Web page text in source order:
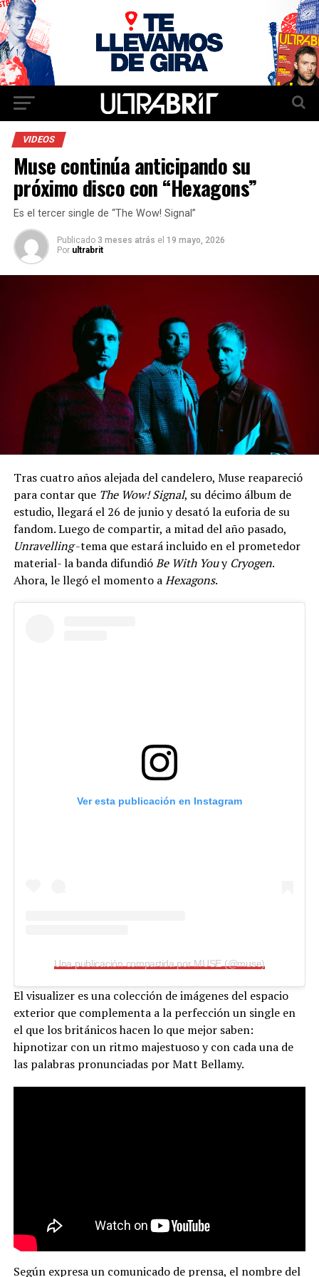
VIDEOS
Muse continúa anticipando su
próximo disco con “Hexagons”
Es el tercer single de “The Wow! Signal”
Publicado 3 meses atrás el 19 mayo, 2026
Por ultrabrit
Tras cuatro años alejada del candelero, Muse reapareció
para contar que The Wow! Signal, su décimo álbum de
estudio, llegará el 26 de junio y desató la euforia de su
fandom. Luego de compartir, a mitad del año pasado,
Unravelling-tema que estará incluido en el prometedor
material- la banda difundióBe With Youy Cryogen.
Ahora, le llegó el momento aHexagons.
Ver esta publicación en Instagram
Una publicación compartida por MUSE (@muse)
El visualizer es una colección de imágenes del espacio
exterior que complementa a la perfección un single en
el que los británicos hacen lo que mejor saben:
hipnotizar con un ritmo majestuoso y con cada una de
las palabras pronunciadas por Matt Bellamy.
Según expresa un comunicado de prensa, el nombre del